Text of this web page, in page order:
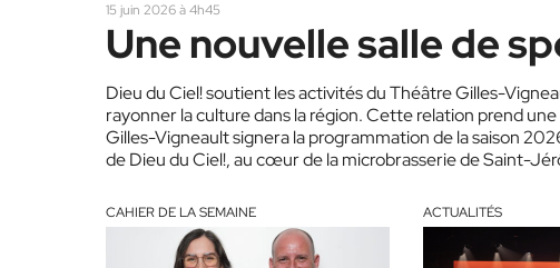
15 juin 2026 à 4h45
Une nouvelle salle de
Dieu du Ciel! soutient les activités du Théâtre Gilles-
rayonner la culture dans la région. Cette relation prend
Gilles-Vigneault signera la programmation de la saison
de Dieu du Ciel!, au cœur de la microbrasserie de Saint-
CAHIER DE LA SEMAINE ACTUALITÉS